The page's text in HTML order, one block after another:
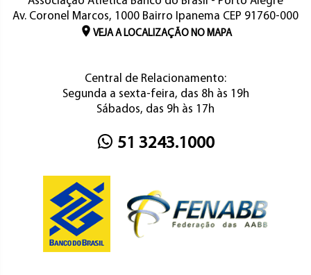
Av. Coronel Marcos, 1000 Bairro Ipanema CEP 91760-000
VEJA A LOCALIZAÇÃO NO MAPA
Central de Relacionamento:
Segunda a sexta-feira, das 8h às 19h
Sábados, das 9h às 17h
51 3243.1000